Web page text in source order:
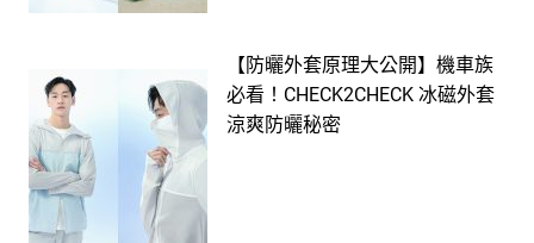
【防曬外套原理大公開】機車族
必看！CHECK2CHECK 冰磁外套
涼爽防曬秘密